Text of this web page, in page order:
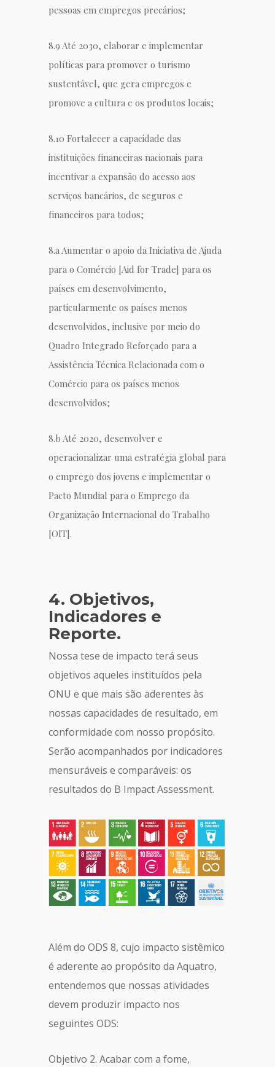
pessoas em empregos precários;
8.9 Até 2030, elaborar e implementar
políticas para promover o turismo
sustentável, que gera empregos e
promove a cultura e os produtos locais;
8.10 Fortalecer a capacidade das
instituições financeiras nacionais para
incentivar a expansão do acesso aos
serviços bancários, de seguros e
financeiros para todos;
8.a Aumentar o apoio da Iniciativa de Ajuda
para o Comércio [Aid for Trade] para os
países em desenvolvimento,
particularmente os países menos
desenvolvidos, inclusive por meio do
Quadro Integrado Reforçado para a
Assistência Técnica Relacionada com o
Comércio para os países menos
desenvolvidos;
8.b Até 2020, desenvolver e
operacionalizar uma estratégia global para
o emprego dos jovens e implementar o
Pacto Mundial para o Emprego da
Organização Internacional do Trabalho
[OIT].
4. Objetivos,
Indicadores e
Reporte.
Nossa tese de impacto terá seus
objetivos aqueles instituídos pela
ONU e que mais são aderentes às
nossas capacidades de resultado, em
conformidade com nosso propósito.
Serão acompanhados por indicadores
mensuráveis e comparáveis: os
resultados do B Impact Assessment.
Além do ODS 8, cujo impacto sistêmico
é aderente ao propósito da Aquatro,
entendemos que nossas atividades
devem produzir impacto nos
seguintes ODS:
Objetivo 2. Acabar com a fome,